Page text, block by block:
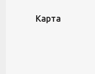
Карта